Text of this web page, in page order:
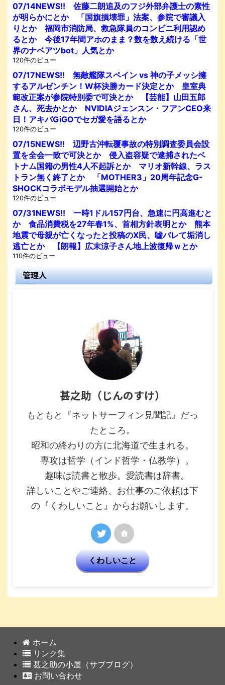
07/14NEWS!! 佐藤二朗追及のフジ外部弁護士の素性
が明らかにとか 「国旗損壊罪」法案、参院で審議入
りとか 福岡市消防局、救急隊員のコンビニ利用認め
るとか 今後17年間アホのまま？数を数え続ける「世
界のナベアツbot」人気とか
120件のビュー
07/17NEWS!! 無敵艦隊スペイン vs 神の子メッシ擁
するアルゼンチン！W杯決勝カード決定とか 皇室典
範改正案が参院特別委で可決とか 【芸能】山田五郎
さん、死去かとか NVIDIAジェンスン・フアンCEO来
日！アキバGiGOでセガ愛を語るとか
120件のビュー
07/15NEWS!! 辺野古沖転覆事故の特別調査委員会設
置を全会一致で可決とか 侵入盗容疑で逮捕されたベ
トナム国籍の男性4人不起訴とか マリオ新幹線、ラス
トラン無く終了とか 「MOTHER3」20周年記念G-
SHOCKコラボモデル抽選開始とか
120件のビュー
07/31NEWS!! 一時1ドル157円台、急速に円高進むと
か 食品消費税を27年春1%、首相方針表明とか 熊本
地震で母親が亡くなったと投稿のX民、嘘バレて垢消し
逃亡とか 【朗報】広末涼子さん地上波復帰ｗとか
110件のビュー
管理人
甚之助（じんのすけ）
もともと『ネットサーフィン見聞記』だっ
たところ。
昭和の終わりの方に北海道で生まれる。
専攻は哲学（インド哲学・仏教学）。
趣味は読書と散歩。愛読書は辞書。
詳しいことやご連絡、お仕事のご依頼は下
の『くわしいこと』からお願いします。
くわしいこと
ホーム
リンク集
甚之助の小屋（サブブログ）
お問い合わせ